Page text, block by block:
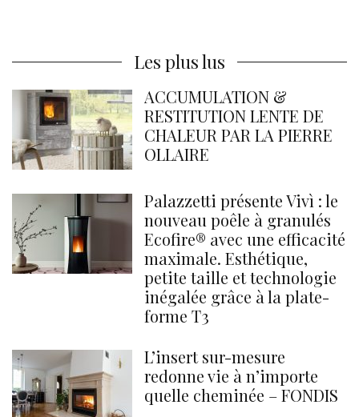
Les plus lus
ACCUMULATION &
RESTITUTION LENTE DE
CHALEUR PAR LA PIERRE
OLLAIRE
Palazzetti présente Vivì : le
nouveau poêle à granulés
Ecofire® avec une efficacité
maximale. Esthétique,
petite taille et technologie
inégalée grâce à la plate-
forme T3
L’insert sur-mesure
redonne vie à n’importe
quelle cheminée – FONDIS